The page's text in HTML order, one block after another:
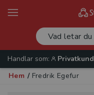
Handlar som:
Privatkund
Hem / Fredrik Egefur